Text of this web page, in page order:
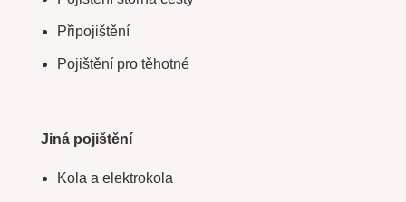
Připojištění
Pojištění pro těhotné
Jiná pojištění
Kola a elektrokola